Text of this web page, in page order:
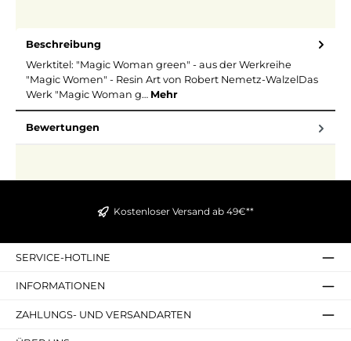
Beschreibung
Werktitel: "Magic Woman green" - aus der Werkreihe
"Magic Women" - Resin Art von Robert Nemetz-WalzelDas
Werk "Magic Woman g… Mehr
Bewertungen
Kostenloser Versand ab 49€**
SERVICE-HOTLINE
INFORMATIONEN
ZAHLUNGS- UND VERSANDARTEN